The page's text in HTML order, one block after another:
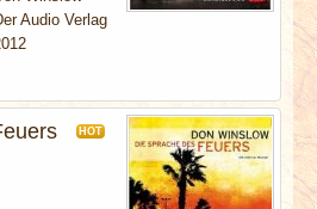
Audio Verlag
HOT